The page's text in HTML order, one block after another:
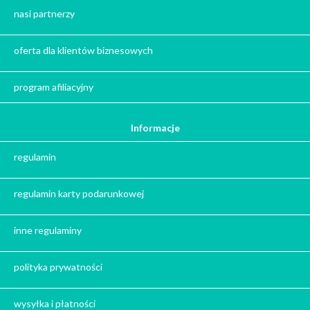
Zima
Herbata - podziękowanie dla gości
Ile gram ma łyżeczka do herbaty?
Prezent na święta
Prezent dla chłopaka na święta
Prezent dla koleżanki na święta
nasi partnerzy
oferta dla klientów biznesowych
program afiliacyjny
Informacje
regulamin
regulamin karty podarunkowej
inne regulaminy
polityka prywatności
wysyłka i płatności